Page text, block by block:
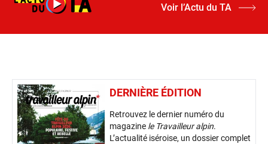
Voir l’Actu du TA
DERNIÈRE ÉDITION
Retrouvez le dernier numéro du
magazine le Travailleur alpin.
L’actualité iséroise, un dossier complet